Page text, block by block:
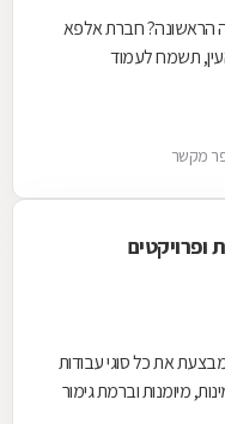
הראשונה? חברת אלפא
תשמח לעמוד
מקשר
ופרויקטים
את כל סוגי עבודות
מיומנות וברמת גימור